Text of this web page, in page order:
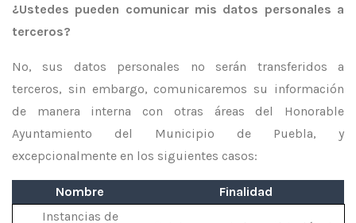
¿Ustedes pueden comunicar mis datos personales a
terceros?
No, sus datos personales no serán transferidos a
terceros, sin embargo, comunicaremos su información
de manera interna con otras áreas del Honorable
Ayuntamiento del Municipio de Puebla, y
excepcionalmente en los siguientes casos:
Nombre
Finalidad
Instancias de